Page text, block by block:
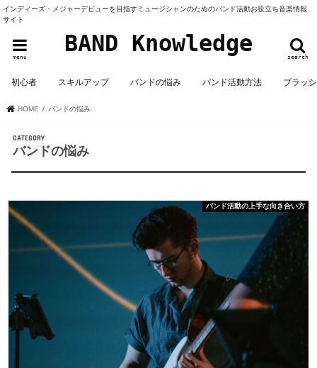
インディーズ・メジャーデビューを目指すミュージシャンのためのバンド活動お役立ち音楽情報
サイト
BAND Knowledge
search
menu
初心者 スキルアップ バンドの悩み バンド活動方法 ブラッ
HOME バンドの悩み
バンドの悩み
バンド活動の上手な向き合い方